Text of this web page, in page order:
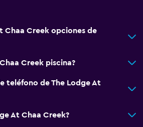
Chaa Creek opciones de
Creek piscina?
teléfono de The Lodge At
At Chaa Creek?